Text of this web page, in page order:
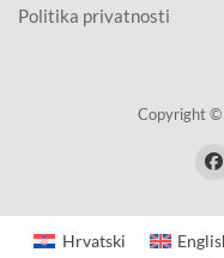
Politika privatnosti
Copyright
Hrvatski